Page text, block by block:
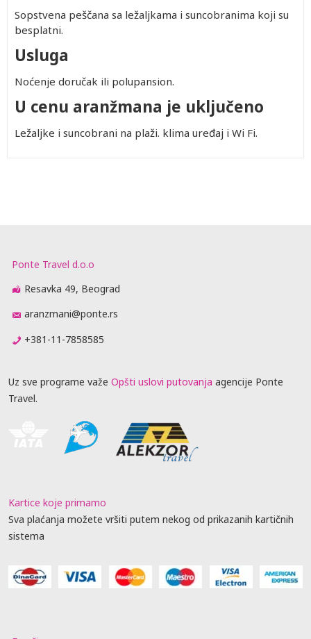
Sopstvena peščana sa ležaljkama i suncobranima koji su
besplatni.
Usluga
Noćenje doručak ili polupansion.
U cenu aranžmana je uključeno
Ležaljke i suncobrani na plaži. klima uređaj i Wi Fi.
Ponte Travel d.o.o
Resavka 49, Beograd
aranzmani@ponte.rs
+381-11-7858585
Uz sve programe važe Opšti uslovi putovanja agencije Ponte
Travel.
Kartice koje primamo
Sva plaćanja možete vršiti putem nekog od prikazanih kartičnih
sistema